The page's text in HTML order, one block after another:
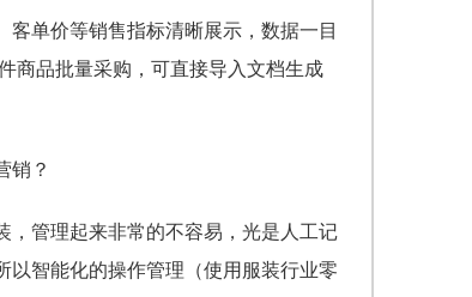
单价等销售指标清晰展示，数据一目
商品批量采购，可直接导入文档生成
，管理起来非常的不容易，光是人工记
以智能化的操作管理（使用服装行业零